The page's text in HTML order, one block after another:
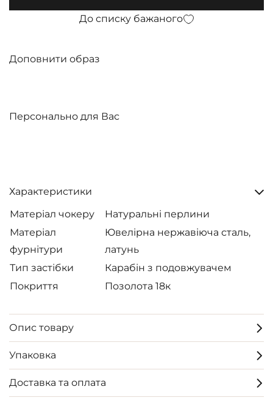
До списку бажаного
Доповнити образ
Персонально для Вас
Характеристики
Матеріал чокеру
Натуральні перлини
Матеріал
фурнітури
Ювелірна нержавіюча сталь,
латунь
Тип застібки
Карабін з подовжувачем
Покриття
Позолота 18к
Опис товару
Упаковка
Доставка та оплата